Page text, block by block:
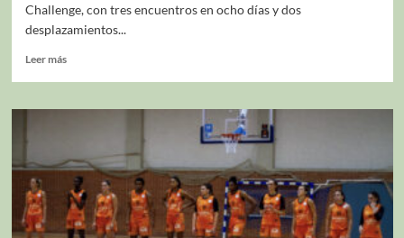
Challenge, con tres encuentros en ocho días y dos
desplazamientos...
Leer más